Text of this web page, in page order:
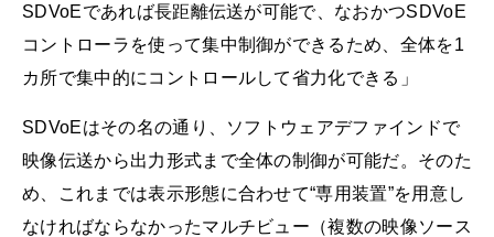
SDVoEであれば長距離伝送が可能で、なおかつSDVoE
コントローラを使って集中制御ができるため、全体を1
カ所で集中的にコントロールして省力化できる」
SDVoEはその名の通り、ソフトウェアデファインドで
映像伝送から出力形式まで全体の制御が可能だ。そのた
め、これまでは表示形態に合わせて“専用装置”を用意し
なければならなかったマルチビュー（複数の映像ソース